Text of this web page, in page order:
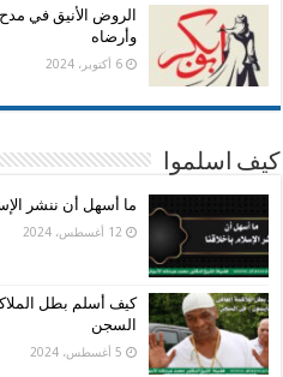
الروض الأنيق في
وأرضاه
6 أكتوبر، 2024
كيف اسلموا
ما أسهل أن ننشر
12 أغسطس، 2024
كيف أسلم بطل
السجن
5 أغسطس، 2024